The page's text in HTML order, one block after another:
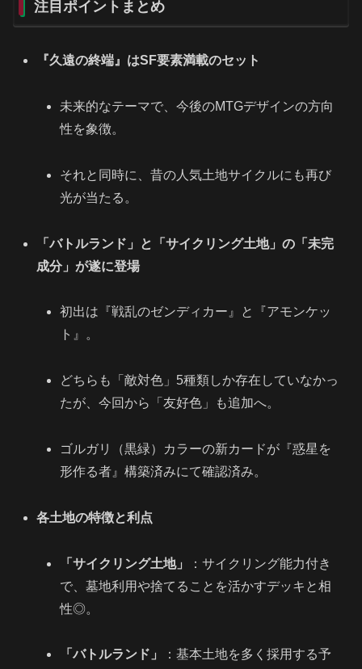
注目ポイントまとめ
『久遠の終端』はSF要素満載のセット
未来的なテーマで、今後のMTGデザインの方向
性を象徴。
それと同時に、昔の人気土地サイクルにも再び
光が当たる。
「バトルランド」と「サイクリング土地」の「未完
成分」が遂に登場
初出は『戦乱のゼンディカー』と『アモンケッ
ト』。
どちらも「敵対色」5種類しか存在していなかっ
たが、今回から「友好色」も追加へ。
ゴルガリ（黒緑）カラーの新カードが『惑星を
形作る者』構築済みにて確認済み。
各土地の特徴と利点
「サイクリング土地」
：サイクリング能力付き
で、墓地利用や捨てることを活かすデッキと相
性◎。
「バトルランド」
：基本土地を多く採用する予